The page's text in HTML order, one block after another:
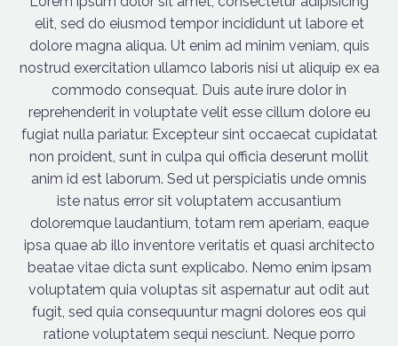
elit, sed do eiusmod tempor incididunt ut labore et
dolore magna aliqua. Ut enim ad minim veniam, quis
nostrud exercitation ullamco laboris nisi ut aliquip ex ea
commodo consequat. Duis aute irure dolor in
reprehenderit in voluptate velit esse cillum dolore eu
fugiat nulla pariatur. Excepteur sint occaecat cupidatat
non proident, sunt in culpa qui officia deserunt mollit
anim id est laborum. Sed ut perspiciatis unde omnis
iste natus error sit voluptatem accusantium
doloremque laudantium, totam rem aperiam, eaque
ipsa quae ab illo inventore veritatis et quasi architecto
beatae vitae dicta sunt explicabo. Nemo enim ipsam
voluptatem quia voluptas sit aspernatur aut odit aut
fugit, sed quia consequuntur magni dolores eos qui
ratione voluptatem sequi nesciunt. Neque porro